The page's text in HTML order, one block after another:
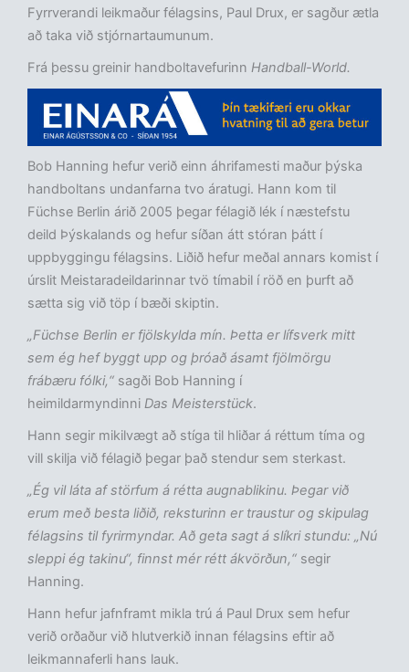
Fyrrverandi leikmaður félagsins, Paul Drux, er sagður ætla
að taka við stjórnartaumunum.
Frá þessu greinir handboltavefurinn Handball-World.
Bob Hanning hefur verið einn áhrifamesti maður þýska
handboltans undanfarna tvo áratugi. Hann kom til
Füchse Berlin árið 2005 þegar félagið lék í næstefstu
deild Þýskalands og hefur síðan átt stóran þátt í
uppbyggingu félagsins. Liðið hefur meðal annars komist í
úrslit Meistaradeildarinnar tvö tímabil í röð en þurft að
sætta sig við töp í bæði skiptin.
„Füchse Berlin er fjölskylda mín. Þetta er lífsverk mitt
sem ég hef byggt upp og þróað ásamt fjölmörgu
frábæru fólki,“ sagði Bob Hanning í
heimildarmyndinni Das Meisterstück.
Hann segir mikilvægt að stíga til hliðar á réttum tíma og
vill skilja við félagið þegar það stendur sem sterkast.
„Ég vil láta af störfum á rétta augnablikinu. Þegar við
erum með besta liðið, reksturinn er traustur og skipulag
félagsins til fyrirmyndar. Að geta sagt á slíkri stundu: „Nú
sleppi ég takinu“, finnst mér rétt ákvörðun,“ segir
Hanning.
Hann hefur jafnframt mikla trú á Paul Drux sem hefur
verið orðaður við hlutverkið innan félagsins eftir að
leikmannaferli hans lauk.